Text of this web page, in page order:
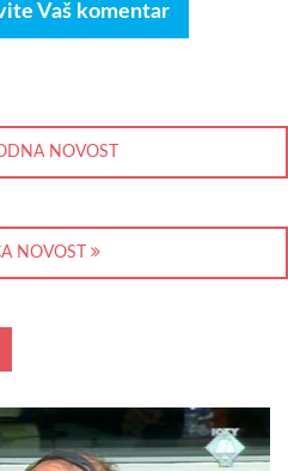
Vaš komentar
NOVOST
NOVOST